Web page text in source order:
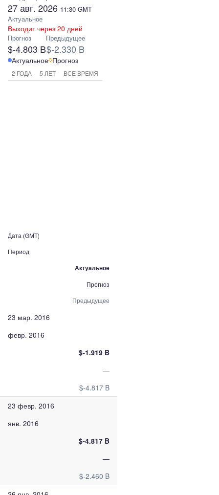
27 авг. 2026 11:30 GMT
Актуальное
Выходит через 20 дней
Прогноз
$-4.803 B
Предыдущее
$-2.330 B
Актуальное Прогноз
2 ГОДА 5 ЛЕТ ВСЕ ВРЕМЯ
Дата (GMT)
Период
Актуальное
Прогноз
Предыдущее
23 мар. 2016
февр. 2016
$-1.919 B
—
$-4.817 B
23 февр. 2016
янв. 2016
$-4.817 B
—
$-2.460 B